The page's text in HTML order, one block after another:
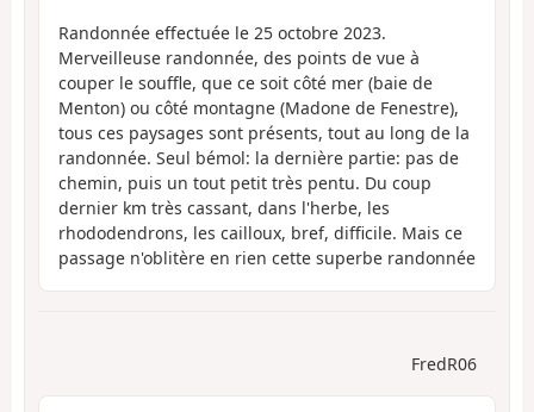
Randonnée effectuée le 25 octobre 2023.
Merveilleuse randonnée, des points de vue à
couper le souffle, que ce soit côté mer (baie de
Menton) ou côté montagne (Madone de Fenestre),
tous ces paysages sont présents, tout au long de la
randonnée. Seul bémol: la dernière partie: pas de
chemin, puis un tout petit très pentu. Du coup
dernier km très cassant, dans l'herbe, les
rhododendrons, les cailloux, bref, difficile. Mais ce
passage n'oblitère en rien cette superbe randonnée
FredR06